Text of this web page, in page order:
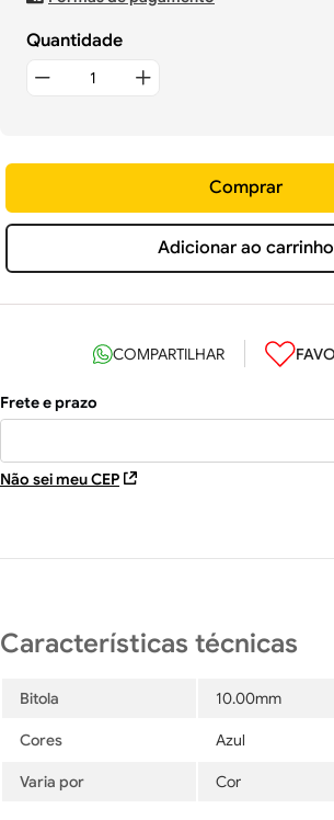
Quantidade
Adicionar ao carrinho
Comprar
Não sei meu CEP
Bitola 10.00mm
Cores Azul
Varia por Cor